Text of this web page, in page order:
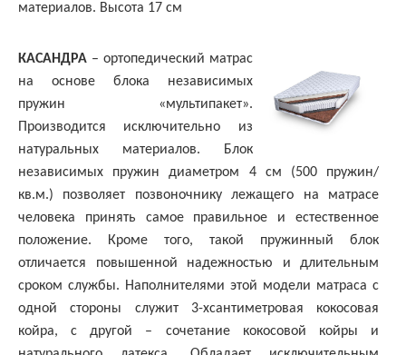
материалов. Высота 17 см
КАСАНДРА – ортопедический матрас
на основе блока независимых
пружин «мультипакет».
Производится исключительно из
натуральных материалов. Блок
независимых пружин диаметром 4 см (500 пружин/
кв.м.) позволяет позвоночнику лежащего на матрасе
человека принять самое правильное и естественное
положение. Кроме того, такой пружинный блок
отличается повышенной надежностью и длительным
сроком службы. Наполнителями этой модели матраса с
одной стороны служит 3-хсантиметровая кокосовая
койра, с другой – сочетание кокосовой койры и